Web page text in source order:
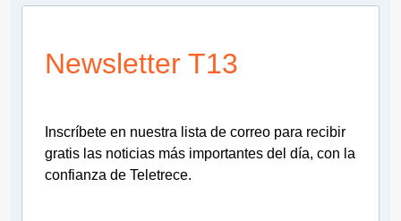
Newsletter T13
Inscríbete en nuestra lista de correo para recibir
gratis las noticias más importantes del día, con la
confianza de Teletrece.